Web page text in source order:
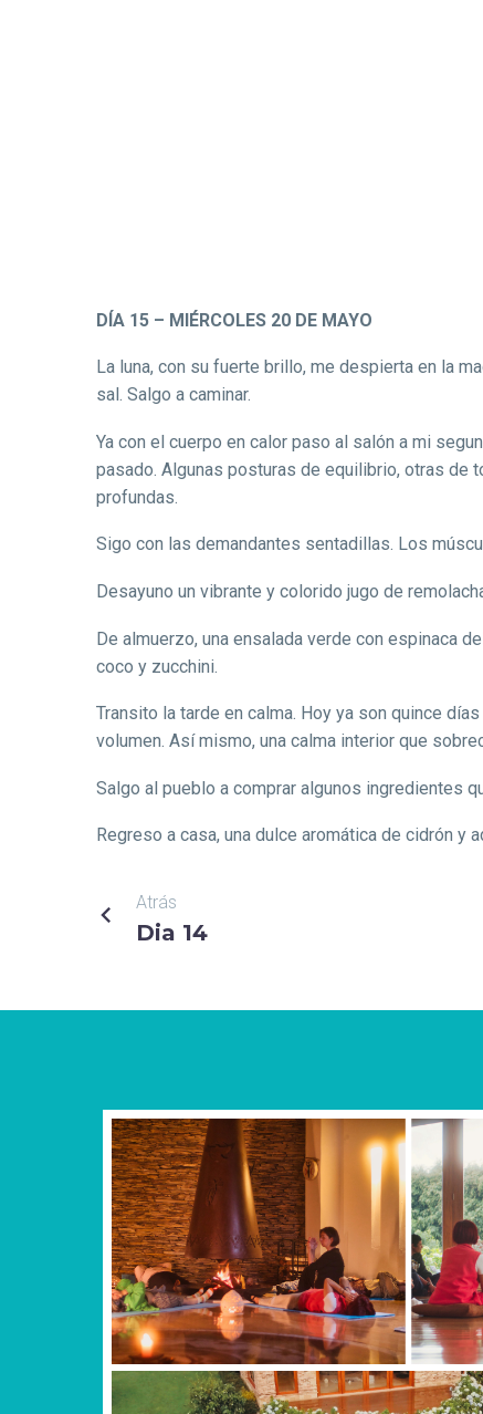
DÍA 15 – MIÉRCOLES 20 DE MAYO
La luna, con su fuerte brillo, me despierta en la
sal. Salgo a caminar.
Ya con el cuerpo en calor paso al salón a mi
pasado. Algunas posturas de equilibrio, otras de
profundas.
Sigo con las demandantes sentadillas. Los
Desayuno un vibrante y colorido jugo de
De almuerzo, una ensalada verde con espinaca
coco y zucchini.
Transito la tarde en calma. Hoy ya son quince
volumen. Así mismo, una calma interior que
Salgo al pueblo a comprar algunos ingredientes
Regreso a casa, una dulce aromática de cidrón y
NAVEGACIÓN
DE
Atrás
Dia 14